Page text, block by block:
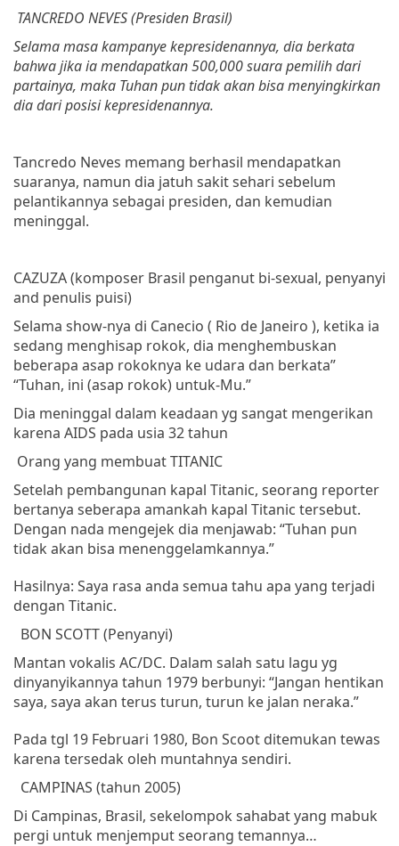
TANCREDO NEVES (PresidenBrasil)
Selamamasakampanyekepresidenannya, diaberkata
bahwajikaiamendapatkan500,000suarapemilihdari
partainya, maka Tuhanpun tidakakanbisamenyingkirkan
diadariposisikepresidenannya.
Tancredo Neves memang berhasil mendapatkan
suaranya, namun dia jatuh sakitsehari sebelum
pelantikannya sebagai presiden, dan kemudian
meninggal.
CAZUZA(komposer Brasil penganut bi-sexual, penyanyi
and penulis puisi)
Selama show-nya di Canecio ( Rio de Janeiro ), ketika ia
sedang menghisap rokok, dia menghembuskan
beberapa asap rokoknya ke udara dan berkata”
“Tuhan, ini (asap rokok) untuk-Mu.”
Dia meninggal dalam keadaan yg sangat mengerikan
karena AIDS pada usia 32tahun
Orang yang membuatTITANIC
Setelah pembangunan kapal Titanic, seorang reporter
bertanya seberapa amankah kapal Titanic tersebut.
Dengan nada mengejek dia menjawab: “Tuhan pun
tidak akan bisa menenggelamkannya.”
Hasilnya: Saya rasa anda semua tahu apa yang terjadi
dengan Titanic.
BON SCOTT (Penyanyi)
Mantan vokalis AC/DC. Dalam salah satu lagu yg
dinyanyikannya tahun 1979 berbunyi: “Jangan hentikan
saya, saya akan terus turun, turun ke jalan neraka.”
Pada tgl 19 Februari 1980, Bon Scoot ditemukan tewas
karena tersedak oleh muntahnya sendiri.
CAMPINAS (tahun 2005)
Di Campinas, Brasil, sekelompok sahabatyang mabuk
pergi untuk menjemputseorang temannya…